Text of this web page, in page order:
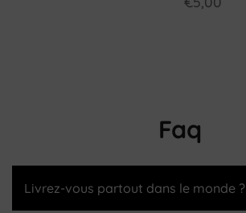
Faq
Livrez-vous partout dans le monde ?